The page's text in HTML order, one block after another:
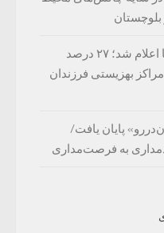
در گفت‌وگو با ایرنا اعلام شد؛ ۲۷ درصد
بهزیستی فرزندان
پایان یافت/
به فرصت‌مداری